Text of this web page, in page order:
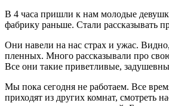
В 4 часа пришли к нам молодые
фабрику раньше. Стали рассказывать
Они навели на нас страх и ужас.
пленных. Много рассказывали про
Все они такие приветливые,
Мы пока сегодня не работаем. Все
приходят из других комнат, смотреть